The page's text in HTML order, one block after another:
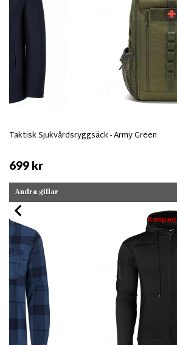
Taktisk Sjukvårdsryggsäck - Army Green
699 kr
Andra gillar
Kampanj